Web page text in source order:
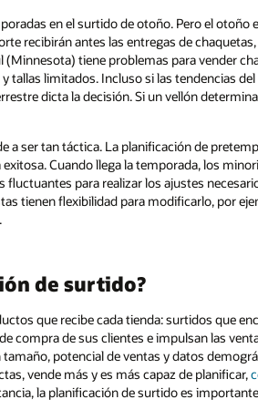
en el surtido de otoño. Pero el otoño
recibirán antes las entregas de
tiene problemas para vender
tallas limitados. Incluso si las tendencias
dicta la decisión. Si un vellón
ser tan táctica. La planificación de
Cuando llega la temporada, los
para realizar los ajustes
tienen flexibilidad para modificarlo, por
de surtido?
que recibe cada tienda: surtidos que
compra de sus clientes e impulsan las
potencial de ventas y datos
vende más y es más capaz de planificar,
la planificación de surtido es